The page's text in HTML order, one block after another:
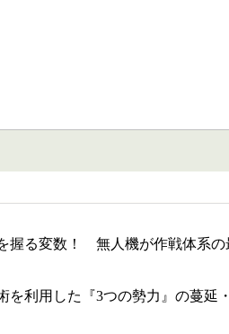
握る変数！ 無人機が作戦体系の
を利用した『3つの勢力』の蔓延